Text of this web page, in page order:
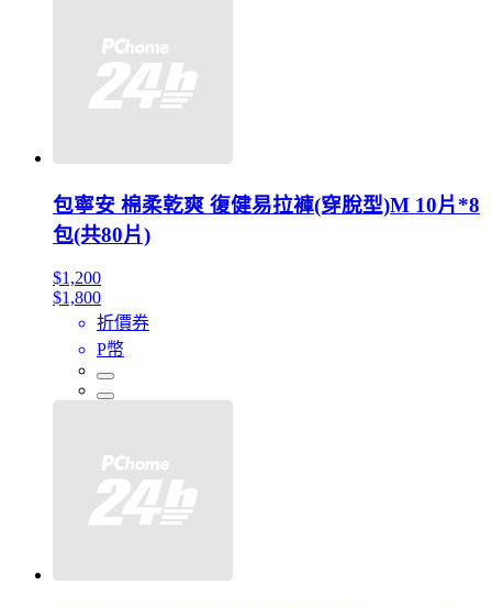
包寧安 棉柔乾爽 復健易拉褲(穿脫型)M 10片*8
包(共80片)
$1,200
$1,800
折價券
P幣